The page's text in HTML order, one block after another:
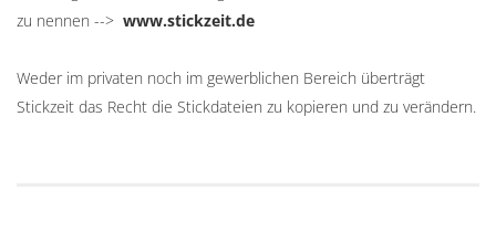
zu nennen --> www.stickzeit.de
Weder im privaten noch im gewerblichen Bereich überträgt
Stickzeit das Recht die Stickdateien zu kopieren und zu verändern.